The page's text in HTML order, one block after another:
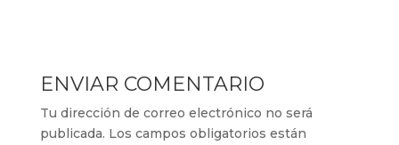
ENVIAR COMENTARIO
Tu dirección de correo electrónico no será
publicada. Los campos obligatorios están